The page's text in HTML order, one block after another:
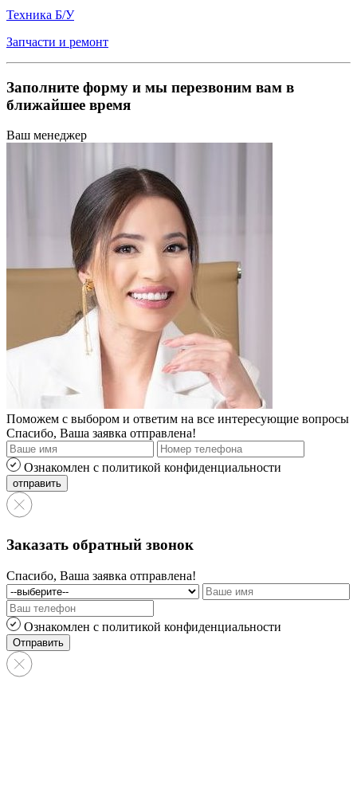
Техника Б/У
Запчасти и ремонт
Заполните форму и мы перезвоним вам в
ближайшее время
Ваш менеджер
Поможем с выбором и ответим на все интересующие вопросы
Спасибо, Ваша заявка отправлена!
Ознакомлен с политикой конфиденциальности
Заказать обратный звонок
Спасибо, Ваша заявка отправлена!
Ознакомлен с политикой конфиденциальности